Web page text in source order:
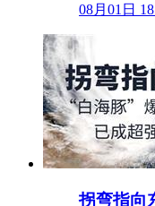
08月01日
拐弯指向